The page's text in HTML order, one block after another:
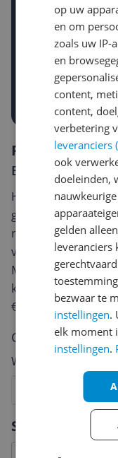
Gewenste daling
-5% -10%
Specificaties
Reviews
Er zijn nog geen
Heb jij dit product
geven? Start dan
review. Afhankelijk
van een review
Met jouw mening
keuze te maken én
€250,-!
Klik hier
Cijfer
Welk cijfer geef jij dit
4
op uw
en om
zoals uw IP-
en
content,
content,
verbetering
leveranciers
ook
doeleinden,
gelden
leveranciers
bezwaar te
instellingen.
elk moment
instellingen.